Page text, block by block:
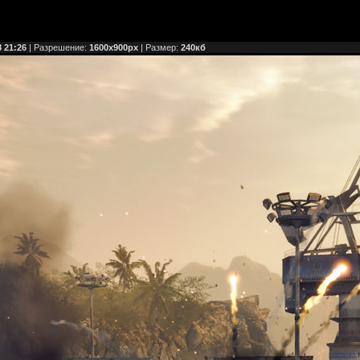
21:26 | Разрешение: 1600x900px | Размер: 240кб